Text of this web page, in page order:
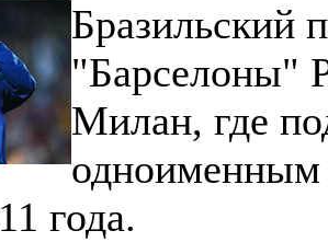
Бразильский
"Барселоны"
Милан, где
года.